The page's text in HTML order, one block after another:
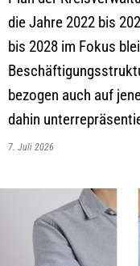
die Jahre 2022 bis
bis 2028 im Fokus
bezogen auch auf
dahin
7. Juli 2026